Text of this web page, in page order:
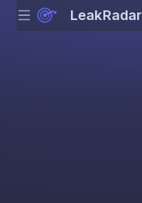
Menu LeakRadar